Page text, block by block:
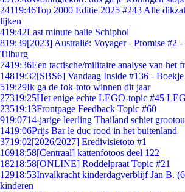
24119:46Top 2000 Editie 2025 #243 Alle
lijken
419:42Last minute balie Schiphol
819:39[2023] Australië: Voyager - Promise #2 -
Tilburg
7419:36Een tactische/militaire analyse van het
14819:32[SBS6] Vandaag Inside #136 -
519:29Ik ga de fok-toto winnen dit jaar
27319:25Het enige echte LEGO-topic #45
23519:13Frontpage Feedback Topic #60
919:0714-jarige leerling Thailand schiet
1419:06Prijs Bar le duc rood in het buitenland
3719:02[2026/2027] Eredivisietoto #1
16918:58[Centraal] kattenfotoos deel 122
18218:58[ONLINE] Roddelpraat Topic #21
12918:53Invalkracht kinderdagverblijf Jan B.
kinderen